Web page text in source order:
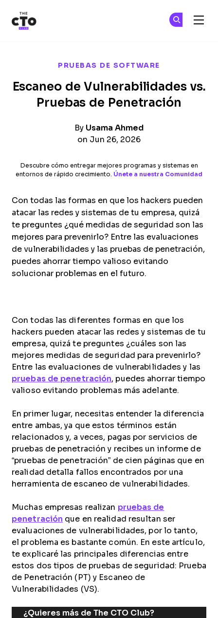
PRUEBAS DE SOFTWARE
Escaneo de Vulnerabilidades vs.
Pruebas de Penetración
By Usama Ahmed
on Jun 26, 2026
Descubre cómo entregar mejores programas y sistemas en
entornos de rápido crecimiento. Únete a nuestra Comunidad
Con todas las formas en que los hackers pueden
atacar las redes y sistemas de tu empresa, quizá
te preguntes ¿qué medidas de seguridad son las
mejores para prevenirlo? Entre las evaluaciones
de vulnerabilidades y las pruebas de penetración,
puedes ahorrar tiempo valioso evitando
solucionar problemas en el futuro.
Con todas las diferentes formas en que los
hackers pueden atacar las redes y sistemas de tu
empresa, quizá te preguntes ¿cuáles son las
mejores medidas de seguridad para prevenirlo?
Entre las evaluaciones de vulnerabilidades y las
pruebas de penetración, puedes ahorrar tiempo
valioso evitando problemas más adelante.
En primer lugar, necesitas entender la diferencia
entre ambas, ya que estos términos están
relacionados y, a veces, pagas por servicios de
pruebas de penetración y recibes un informe de
“pruebas de penetración” de cien páginas que en
realidad detalla fallos encontrados por una
herramienta de escaneo de vulnerabilidades.
Muchas empresas realizan pruebas de
penetración que en realidad resultan ser
evaluaciones de vulnerabilidades, por lo tanto,
el problema es bastante común. En este artículo,
te explicaré las principales diferencias entre
estos dos tipos de pruebas de seguridad: Prueba
de Penetración (PT) y Escaneo de
Vulnerabilidades (VS).
¿Quieres más de The CTO Club?